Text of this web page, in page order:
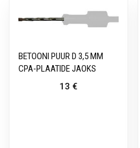
BETOONI PUUR D 3,5 MM
CPA-PLAATIDE JAOKS
13 €